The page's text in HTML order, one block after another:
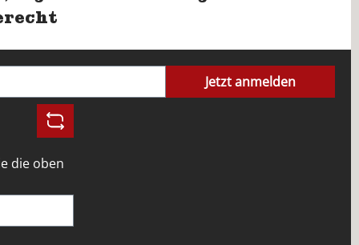
Jetzt anmelden
die oben